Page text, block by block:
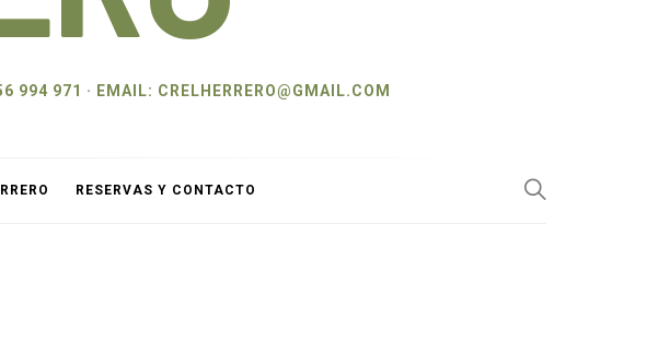
994 971 · EMAIL: CRELHERRERO@GMAIL.COM
RESERVAS Y CONTACTO